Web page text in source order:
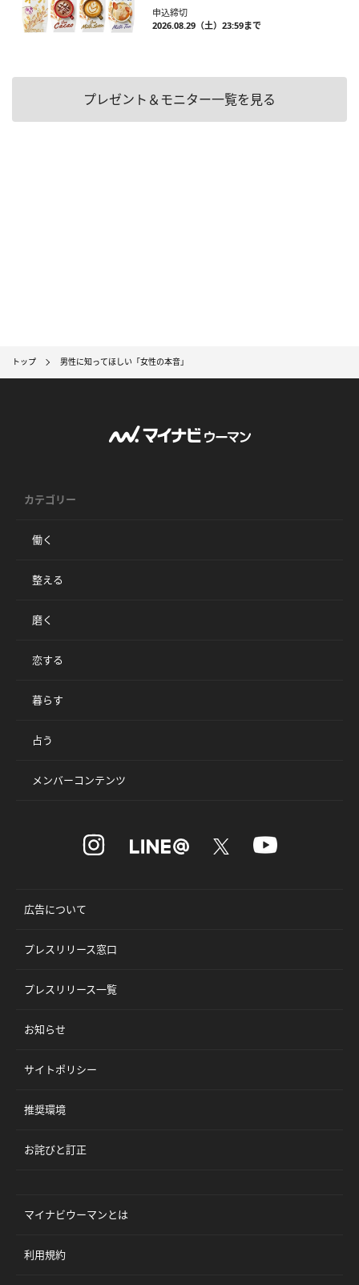
申込締切
2026.08.29（土）23:59まで
プレゼント＆モニター一覧を見る
トップ 男性に知ってほしい「女性の本音」
カテゴリー
働く
整える
磨く
恋する
暮らす
占う
メンバーコンテンツ
広告について
プレスリリース窓口
プレスリリース一覧
お知らせ
サイトポリシー
推奨環境
お詫びと訂正
マイナビウーマンとは
利用規約